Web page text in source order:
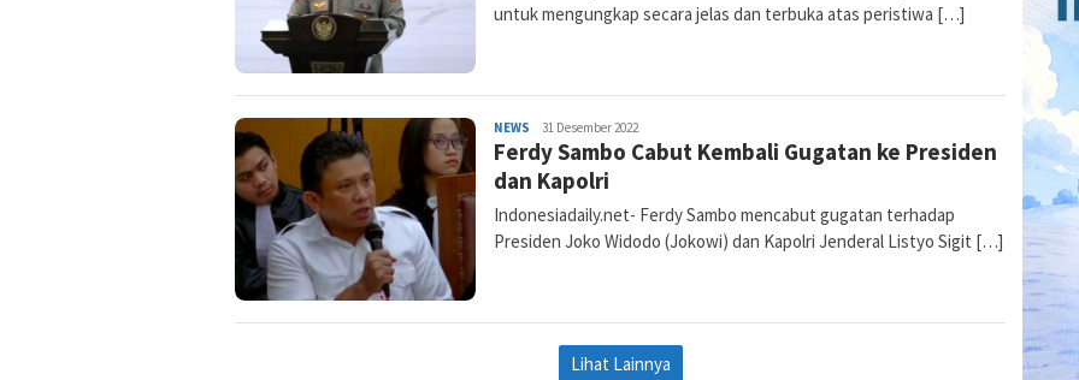
untuk mengungkap secara jelas dan terbuka atas peristiwa […]
NEWS Nur
Komalasari
31 Desember 2022
Ferdy Sambo Cabut Kembali Gugatan ke Presiden
dan Kapolri
Indonesiadaily.net- Ferdy Sambo mencabut gugatan terhadap
Presiden Joko Widodo (Jokowi) dan Kapolri Jenderal Listyo Sigit […]
Lihat Lainnya